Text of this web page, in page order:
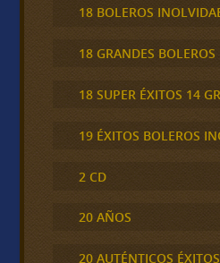
18 BOLEROS
18 GRANDES BOLEROS
18 SUPER ÉXITOS 14
19 ÉXITOS BOLEROS
2 CD
20 AÑOS
20 AUTÉNTICOS ÉXITOS